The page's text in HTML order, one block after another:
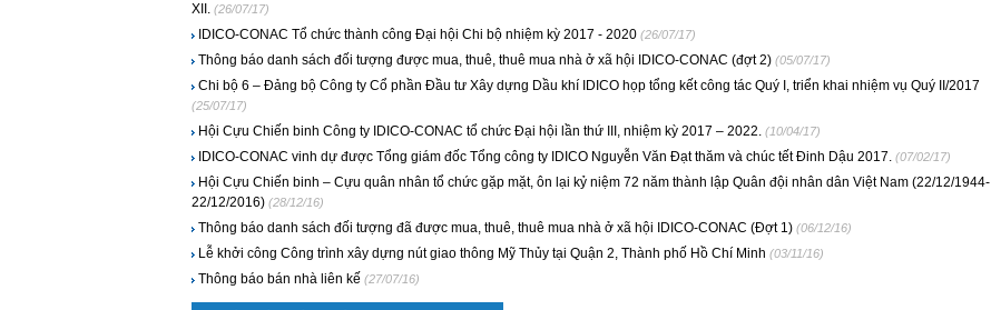
XII. (26/07/17)
IDICO-CONAC Tổ chức thành công Đại hội Chi bộ nhiệm kỳ 2017 - 2020 (26/07/17)
Thông báo danh sách đối tượng được mua, thuê, thuê mua nhà ở xã hội IDICO-CONAC (đợt 2) (05/07/17)
Chi bộ 6 – Đảng bộ Công ty Cổ phần Đầu tư Xây dựng Dầu khí IDICO họp tổng kết công tác Quý I, triển khai nhiệm vụ Quý II/2017
(25/07/17)
Hội Cựu Chiến binh Công ty IDICO-CONAC tổ chức Đại hội lần thứ III, nhiệm kỳ 2017 – 2022. (10/04/17)
IDICO-CONAC vinh dự được Tổng giám đốc Tổng công ty IDICO Nguyễn Văn Đạt thăm và chúc tết Đinh Dậu 2017. (07/02/17)
Hội Cựu Chiến binh – Cựu quân nhân tổ chức gặp mặt, ôn lại kỷ niệm 72 năm thành lập Quân đội nhân dân Việt Nam (22/12/1944-
22/12/2016) (28/12/16)
Thông báo danh sách đối tượng đã được mua, thuê, thuê mua nhà ở xã hội IDICO-CONAC (Đợt 1) (06/12/16)
Lễ khởi công Công trình xây dựng nút giao thông Mỹ Thủy tại Quận 2, Thành phố Hồ Chí Minh (03/11/16)
Thông báo bán nhà liên kế (27/07/16)